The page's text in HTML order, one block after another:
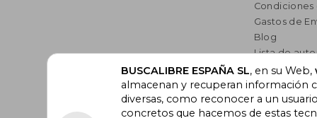
Condiciones
Gastos de
Blog
Lista de
Incentivo a
Libros
BUSCALIBRE ESPAÑA SL, en su Web,
almacenan y recuperan información
diversas, como reconocer a un
concretos que hacemos de estas